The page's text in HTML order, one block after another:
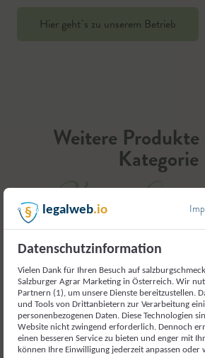
Hier geht`s zu unserem Betrieb
Weitere Produkte
Kategorie
Kräuter,
teeähnliche
legalweb.io
Datenschutzinformation
Vielen Dank für Ihren Besuch auf
Salzburger Agrar Marketing in Österreich. Wir
Partnern (1), um unsere Dienste bereitzustellen.
und Tools von Drittanbietern zur Verarbeitung
personenbezogenen Daten. Diese Technologien
Website nicht zwingend erforderlich. Dennoch
einen besseren Service zu bieten und enger mit
können Ihre Einwilligung jederzeit anpassen oder